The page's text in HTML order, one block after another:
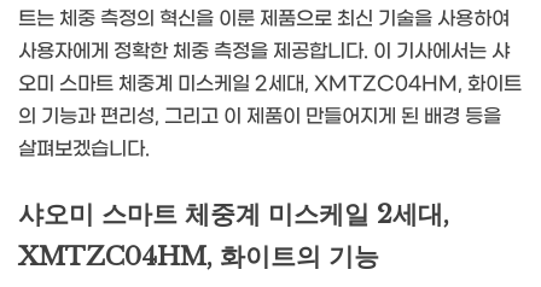
트는 체중 측정의 혁신을 이룬 제품으로 최신 기술을 사용하여
사용자에게 정확한 체중 측정을 제공합니다. 이 기사에서는 샤
오미 스마트 체중계 미스케일 2세대, XMTZC04HM, 화이트
의 기능과 편리성, 그리고 이 제품이 만들어지게 된 배경 등을
살펴보겠습니다.
샤오미 스마트 체중계 미스케일 2세대,
XMTZC04HM, 화이트의 기능